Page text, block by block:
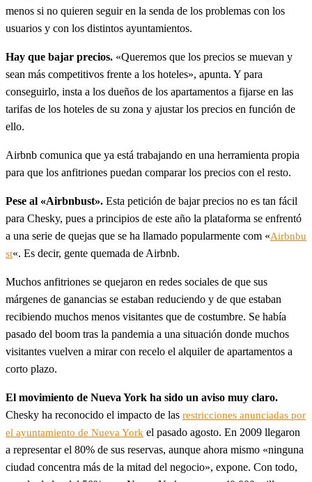
menos si no quieren seguir en la senda de los problemas con los
usuarios y con los distintos ayuntamientos.
Hay que bajar precios. «Queremos que los precios se muevan y
sean más competitivos frente a los hoteles», apunta. Y para
conseguirlo, insta a los dueños de los apartamentos a fijarse en las
tarifas de los hoteles de su zona y ajustar los precios en función de
ello.
Airbnb comunica que ya está trabajando en una herramienta propia
para que los anfitriones puedan comparar los precios con el resto.
Pese al «Airbnbust». Esta petición de bajar precios no es tan fácil
para Chesky, pues a principios de este año la plataforma se enfrentó
a una serie de quejas que se ha llamado popularmente com «Airbnbu
st«. Es decir, gente quemada de Airbnb.
Muchos anfitriones se quejaron en redes sociales de que sus
márgenes de ganancias se estaban reduciendo y de que estaban
recibiendo muchos menos visitantes que de costumbre. Se había
pasado del boom tras la pandemia a una situación donde muchos
visitantes vuelven a mirar con recelo el alquiler de apartamentos a
corto plazo.
El movimiento de Nueva York ha sido un aviso muy claro.
Chesky ha reconocido el impacto de las restricciones anunciadas por
el ayuntamiento de Nueva York el pasado agosto. En 2009 llegaron
a representar el 80% de sus reservas, aunque ahora mismo «ninguna
ciudad concentra más de la mitad del negocio», expone. Con todo,